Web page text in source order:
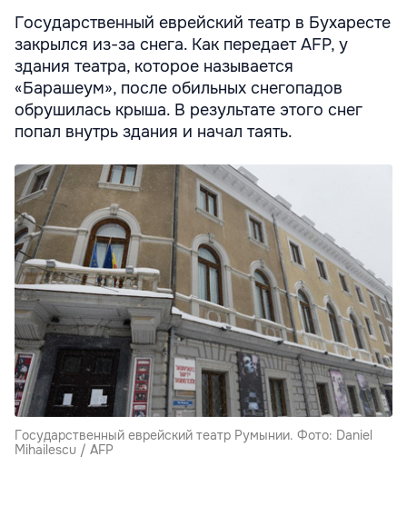
Государственный еврейский театр в Бухаресте
закрылся из-за снега. Как передает AFP, у
здания театра, которое называется
«Барашеум», после обильных снегопадов
обрушилась крыша. В результате этого снег
попал внутрь здания и начал таять.
Государственный еврейский театр Румынии. Фото: Daniel
Mihailescu / AFP